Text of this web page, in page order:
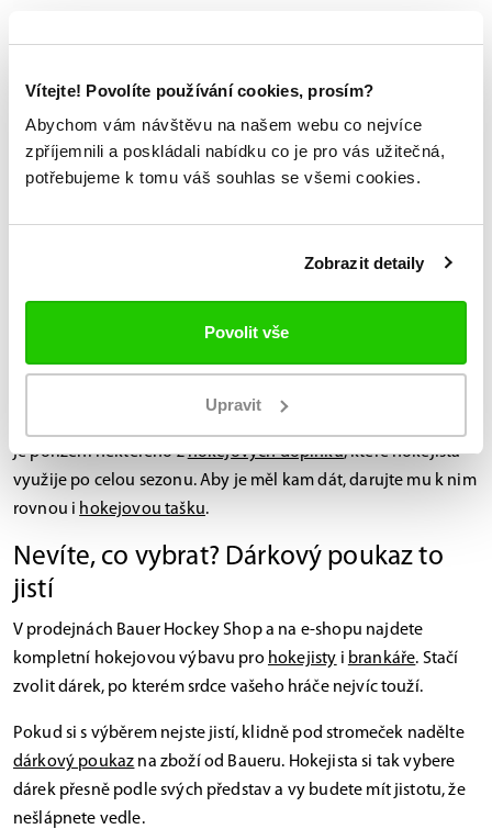
Vítejte! Povolíte používání cookies, prosím?
Abychom vám návštěvu na našem webu co nejvíce
zpříjemnili a poskládali nabídku co je pro vás užitečná,
potřebujeme k tomu váš souhlas se všemi cookies.
Zobrazit detaily
Povolit vše
Upravit
Hokejové oblečení aneb hráčem i mimo
Všichni milovníci hokeje rádi zazáří i mimo led, například ve
sportovní mikině,tričkunebobundě.
. Ta do prodejen a e-shopu Bauer dodává
oblečení v barvách týmů NHL.
taška
je pořízení některého zhokejových doplňků, které hokejista
využije po celou sezonu. Aby je měl kam dát, darujte mu k nim
rovnou i hokejovou tašku.
Nevíte, co vybrat? Dárkový poukaz to
jistí
V prodejnách Bauer Hockey Shop a na e-shopu najdete
kompletní hokejovou výbavu pro hokejisty i brankáře. Stačí
zvolit dárek, po kterém srdce vašeho hráče nejvíc touží.
Pokud si s výběrem nejste jistí, klidně pod stromeček nadělte
dárkový poukaz na zboží od Baueru. Hokejista si tak vybere
dárek přesně podle svých představ a vy budete mít jistotu, že
nešlápnete vedle.